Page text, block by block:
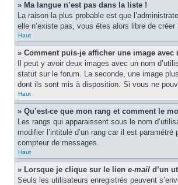
» Ma langue n’est pas dans la liste !
La raison la plus probable est que
elle n’existe pas, vous êtes alors libre de
Haut
» Comment puis-je afficher une image avec
Il peut y avoir deux images avec un nom
statut sur le forum. La seconde, une image
dont ils sont mis à disposition. Si vous ne
Haut
» Qu’est-ce que mon rang et comment le
Les rangs qui apparaissent sous le nom
modifier l’intitulé d’un rang car il est
compteur de messages.
Haut
» Lorsque je clique sur le lien e-mail d’un
Seuls les utilisateurs enregistrés peuvent